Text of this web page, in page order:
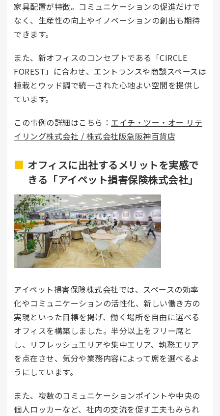
家具配置が特徴。コミュニケーションの促進だけで
なく、生産性の向上やイノベーションの創出も期待
できます。
また、新オフィスのコンセプトである「CIRCLE
FOREST」に合わせ、エントランスや商談スペースは
植栽とウッド調で統一された心地よい空間を提供し
ています。
この事例の詳細はこちら： エイチ・ツー・オー リテ
イリング株式会社 / 株式会社阪急阪神百貨店
オフィスに出社するメリットを実感で
きる「アイペット損害保険株式会社」
アイペット損害保険株式会社では、スペースの効率
化やコミュニケーションの活性化、新しい働き方の
実現といった目標を掲げ、働く場所を自由に選べる
オフィスを構築しました。半分以上をフリー席と
し、リフレッシュエリアや集中エリア、執務エリア
を点在させ、気分や業務内容によって席を選べるよ
うにしています。
また、複数のコミュニケーションポイントや中央の
個人ロッカーなど、社内の交流を促す工夫もみられ